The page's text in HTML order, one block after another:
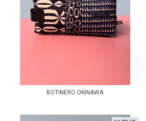
BOTINERO OKINAWA